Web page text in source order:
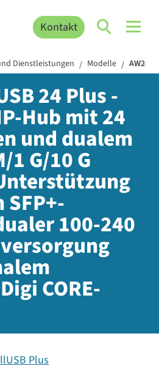
Kontakt
Dienstleistungen / Modelle / AW24-
24 Plus -
Hub mit 24
und dualem
1 G/10 G
100-240
CORE-
Plus